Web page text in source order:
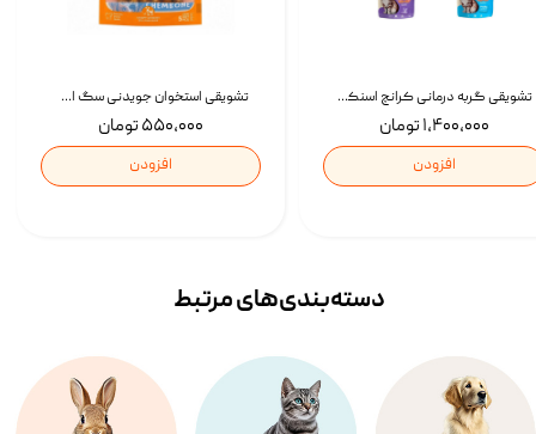
تشویقی استخوان جویدنی سگ اسنکی کرانچی با طعم مرغ Snacky Crunchy Munchy وزن 100 گرم
۵۵۰,۰۰۰ تومان
افزودن
تشویقی گربه درمانی کرانچ اسنکی با طعم میکس Snacky Crunch Cat Treats وزن 60 گرم بسته 4 عددی
۱,۴۰۰,۰۰۰ تومان
افزودن
دسته‌بندی‌‌های مرتبط